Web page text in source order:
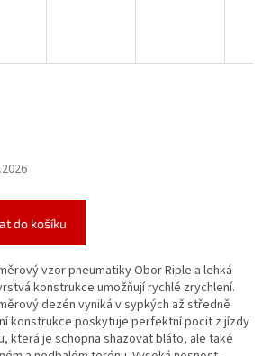
do košíku
vzor pneumatiky Obor Riple a lehká
konstrukce umožňují rychlé zrychlení.
dezén vyniká v sypkých až středně
konstrukce poskytuje perfektní pocit z jízdy
která je schopna shazovat bláto, ale také